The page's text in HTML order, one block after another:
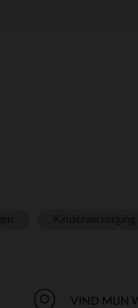
VIND MIJN